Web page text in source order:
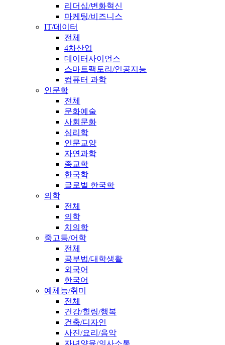
리더십/변화혁신
마케팅/비즈니스
IT/데이터
전체
4차산업
데이터사이언스
스마트팩토리/인공지능
컴퓨터 과학
인문학
전체
문화예술
사회문화
심리학
인문교양
자연과학
종교학
한국학
글로벌 한국학
의학
전체
의학
치의학
중고등/어학
전체
공부법/대학생활
외국어
한국어
예체능/취미
전체
건강/힐링/행복
건축/디자인
사진/요리/음악
자녀양육/의사소통